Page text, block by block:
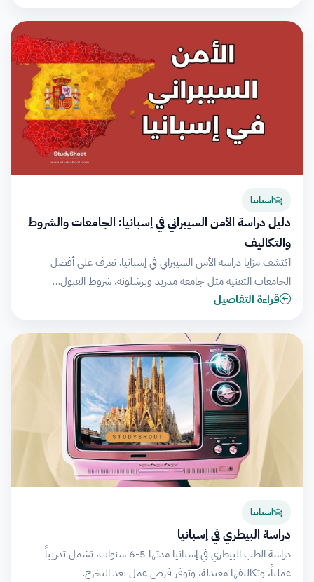
اسبانيا
دليل دراسة الأمن السيبراني في إسبانيا: الجامعات والشروط
والتكاليف
اكتشف مزايا دراسة الأمن السيبراني في إسبانيا. تعرف على أفضل
الجامعات التقنية مثل جامعة مدريد وبرشلونة، شروط القبول…
قراءة التفاصيل
اسبانيا
دراسة البيطري في إسبانيا
دراسة الطب البيطري في إسبانيا مدتها 5-6 سنوات، تشمل تدريباً
عملياً، وتكاليفها معتدلة، وتوفر فرص عمل بعد التخرج.